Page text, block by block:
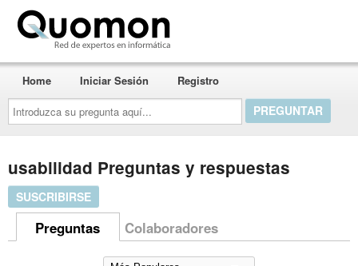
Introduzca
su
pregunta
aquí...
Home Iniciar Sesión Registro
usabilidad Preguntas y respuestas
SUSCRIBIRSE
Preguntas Colaboradores